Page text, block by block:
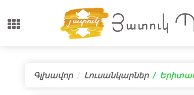
Գլխավոր Լուսանկարներ